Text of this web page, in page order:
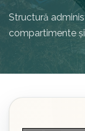
Structură
compartimente